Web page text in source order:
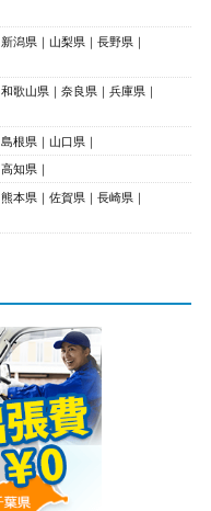
新潟県 山梨県
長野県
和歌山県 奈良県
兵庫県
島根県 山口県
高知県
熊本県 佐賀県
長崎県